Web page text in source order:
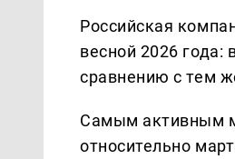
Российская
весной 2026 года:
сравнению с тем
Самым активным
относительно